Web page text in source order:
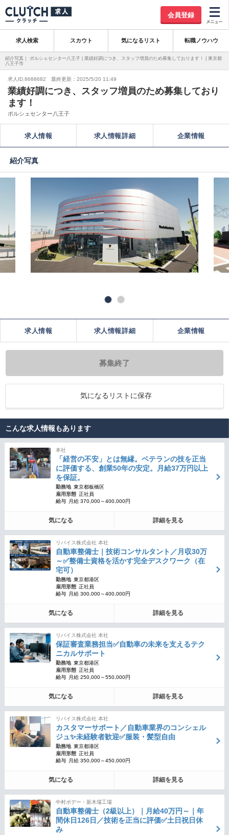
会員登録
求人検索 スカウト 気になるリスト 転職ノウハウ
紹介写真｜ ポルシェセンター八王子 | 業績好調につき、スタッフ増員のため募集しております！ | 東京都
八王子市
求人ID.8688682 最終更新：2025/5/20 11:49
業績好調につき、スタッフ増員のため募集しており
ます！
ポルシェセンター八王子
求人情報 求人情報詳細 企業情報
紹介写真
求人情報 求人情報詳細 企業情報
募集終了
気になるリストに保存
こんな求人情報もあります
本社
「経営の不安」とは無縁。ベテランの技を正当
に評価する、創業50年の安定。月給37万円以上
を保証。
勤務地 東京都板橋区
雇用形態 正社員
給与
月給 370,000～400,000円
気になる 詳細を見る
リバイス株式会社 本社
自動車整備士｜技術コンサルタント／月収30万
～✅整備士資格を活かす完全デスクワーク（在
宅可）
勤務地 東京都港区
雇用形態 正社員
給与
月給 300,000～400,000円
気になる 詳細を見る
リバイス株式会社 本社
保証審査業務担当✅自動車の未来を支えるテク
ニカルサポート
勤務地 東京都港区
雇用形態 正社員
給与
月給 250,000～550,000円
気になる 詳細を見る
リバイス株式会社 本社
カスタマーサポート／自動車業界のコンシェル
ジュ✨未経験者歓迎✅服装・髪型自由
勤務地 東京都港区
雇用形態 正社員
給与
月給 350,000～450,000円
気になる 詳細を見る
中村ボデー・新木場工場
自動車整備士（2級以上）｜月給40万円～｜年
間休日126日／技術を正当に評価✅土日祝日休
み